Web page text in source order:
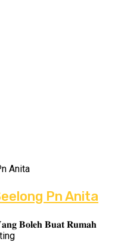
Pn Anita
𝐁𝐨𝐥𝐞𝐡 𝐁𝐮𝐚𝐭 𝐑𝐮𝐦𝐚𝐡